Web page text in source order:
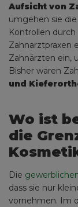
Aufsicht von
umgehen sie
Kontrollen
Zahnarztpraxen
Zahnärzten ein,
Bisher waren
und
Wo ist
die
Die
dass sie nur
vornehmen. Im